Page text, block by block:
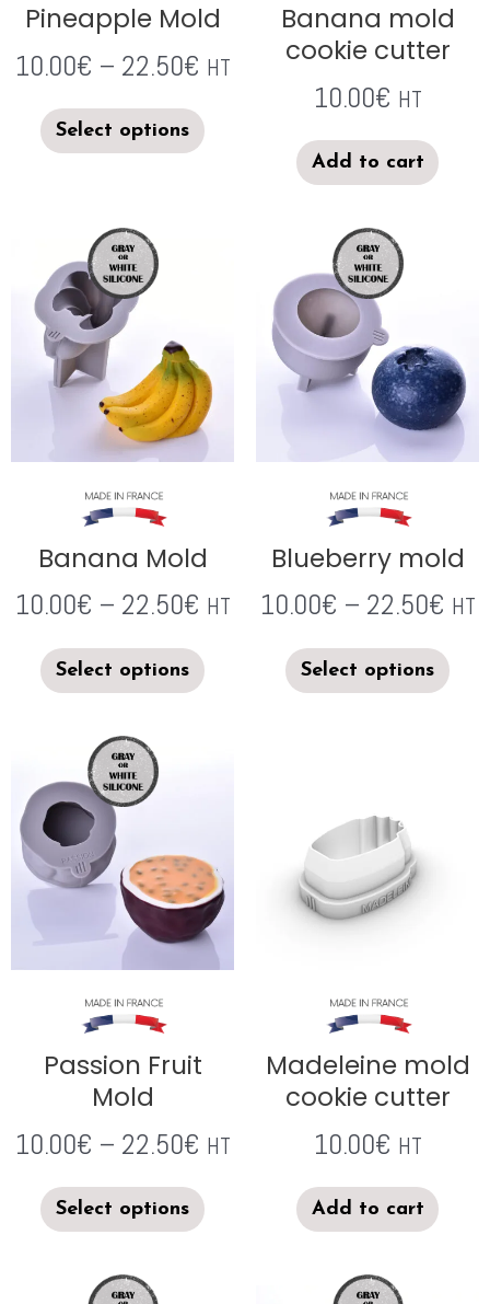
Pineapple Mold
10.00€ – 22.50€ HT
Select options
Banana mold
cookie cutter
10.00€ HT
Add to cart
Banana Mold
10.00€ – 22.50€ HT
Select options
Blueberry mold
10.00€ – 22.50€ HT
Select options
Passion Fruit
Mold
10.00€ – 22.50€ HT
Select options
Madeleine mold
cookie cutter
10.00€ HT
Add to cart